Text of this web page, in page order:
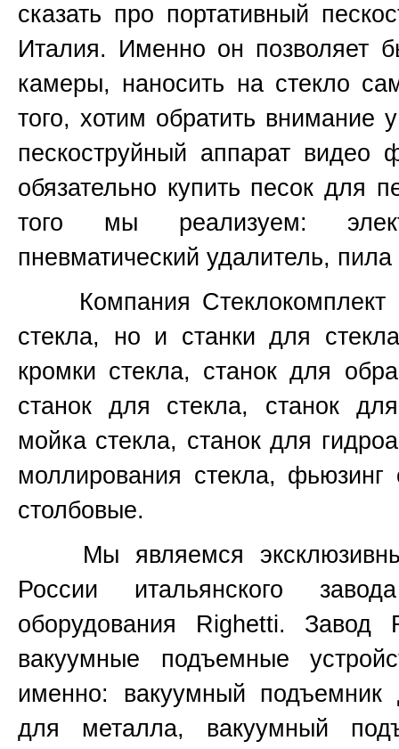
сказать про портативный
Италия. Именно он позволяет
камеры, наносить на стекло
того, хотим обратить
пескоструйный аппарат
обязательно купить песок для
того мы реализуем:
пневматический удалитель,
Компания Стеклокомплект
стекла, но и станки для
кромки стекла, станок для
станок для стекла, станок
мойка стекла, станок для
моллирования стекла,
столбовые.
Мы являемся
России итальянского
оборудования Righetti. Завод
вакуумные подъемные
именно: вакуумный
для металла, вакуумный